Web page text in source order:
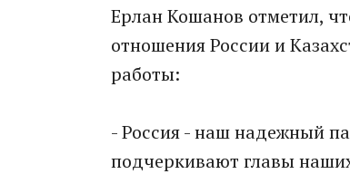
Ерлан Кошанов отметил,
отношения России и
работы:
- Россия - наш надежный
подчеркивают главы